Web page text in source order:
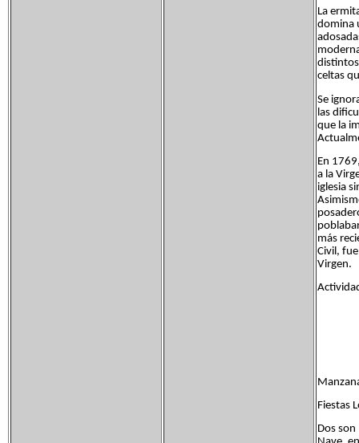
La
domina
distintos
celtas
Se
las
que la
En
a la
iglesia
más
Civil,
Virgen.
Fiestas
Dos son